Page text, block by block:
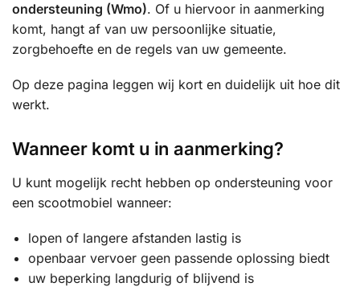
ondersteuning (Wmo). Of u hiervoor in aanmerking
komt, hangt af van uw persoonlijke situatie,
zorgbehoefte en de regels van uw gemeente.
Op deze pagina leggen wij kort en duidelijk uit hoe dit
werkt.
Wanneer komt u in aanmerking?
U kunt mogelijk recht hebben op ondersteuning voor
een scootmobiel wanneer:
lopen of langere afstanden lastig is
openbaar vervoer geen passende oplossing biedt
uw beperking langdurig of blijvend is